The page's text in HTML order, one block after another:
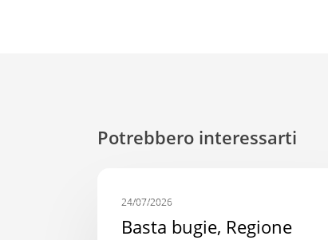
Potrebbero interessarti
bugie,
Regione
24/07/2026
Basta bugie, Regione